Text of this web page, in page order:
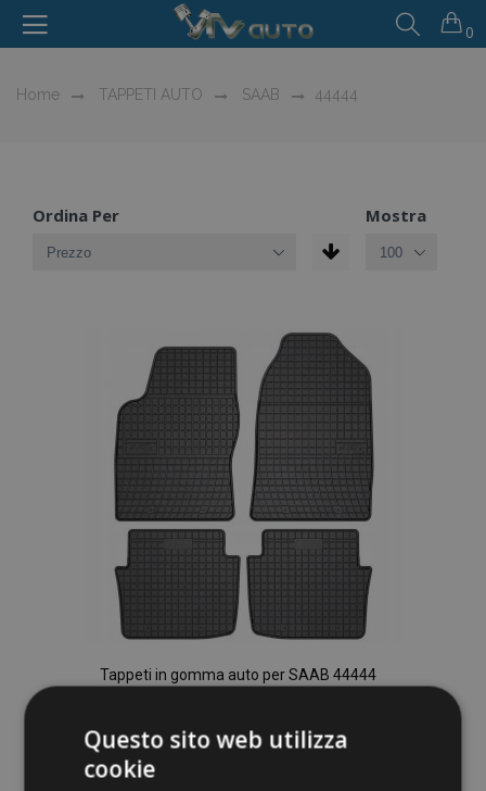
0
Home TAPPETI AUTO SAAB 44444
Ordina Per Mostra
Tappeti in gomma auto per SAAB 44444
Questo sito web utilizza
cookie